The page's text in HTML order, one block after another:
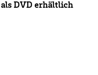
als DVD erhältlich